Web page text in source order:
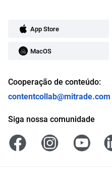
App Store
MacOS
Cooperação de conteúdo:
contentcollab@mitrade.com
Siga nossa comunidade